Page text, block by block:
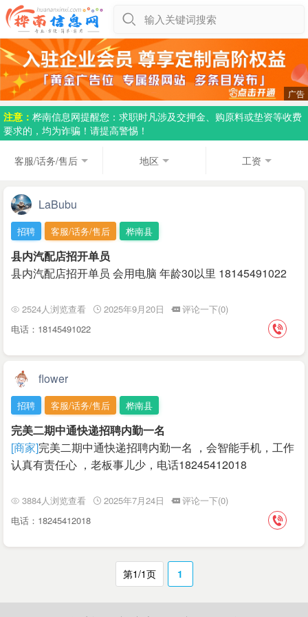
输入关键词搜索
注意： 桦南信息网提醒您：求职时凡涉及交押金、购原料或垫资等收费
要求的，均为诈骗！请提高警惕！
客服/话务/售后 地区 工资
LaBubu
招聘 客服/话务/售后 桦南县
县内汽配店招开单员
县内汽配店招开单员 会用电脑 年龄30以里 18145491022
2524人浏览查看 2025年9月20日
评论一下(0)
电话：18145491022
flower
招聘 客服/话务/售后 桦南县
完美二期中通快递招聘内勤一名
[商家]完美二期中通快递招聘内勤一名 ，会智能手机，工作
认真有责任心 ，老板事儿少，电话18245412018
3884人浏览查看 2025年7月24日
评论一下(0)
电话：18245412018
第1/1页 1